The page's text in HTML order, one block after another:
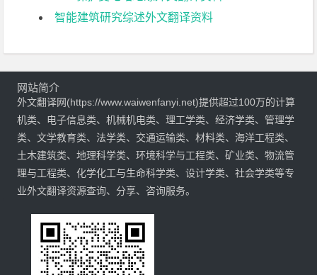
智能建筑研究综述外文翻译资料
网站简介
外文翻译网(https://www.waiwenfanyi.net)提供超过100万的计算
机类、电子信息类、机械机电类、理工学类、经济学类、管理学
类、文学教育类、法学类、交通运输类、材料类、海洋工程类、
土木建筑类、地理科学类、环境科学与工程类、矿业类、物流管
理与工程类、化学化工与生命科学类、设计学类、社会学类等专
业外文翻译资源查询、分享、咨询服务。